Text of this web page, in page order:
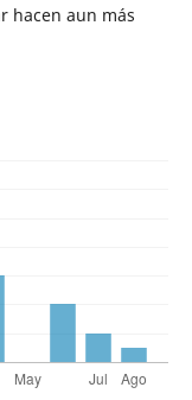
hacen aun más